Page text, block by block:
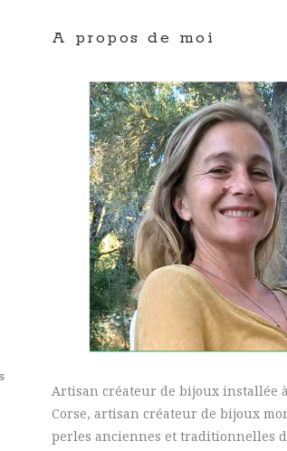
A propos de moi
Artisan créateur de bijoux installée
Corse, artisan créateur de bijoux
perles anciennes et traditionnelles